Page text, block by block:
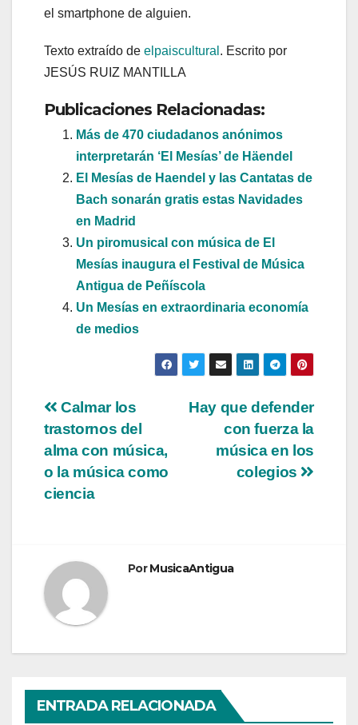
el smartphone de alguien.
Texto extraído de elpaiscultural . Escrito por
JESÚS RUIZ MANTILLA
Publicaciones Relacionadas:
Más de 470 ciudadanos anónimos
interpretarán ‘El Mesías’ de Häendel
El Mesías de Haendel y las Cantatas de
Bach sonarán gratis estas Navidades
en Madrid
Un piromusical con música de El
Mesías inaugura el Festival de Música
Antigua de Peñíscola
Un Mesías en extraordinaria economía
de medios
Navegación
de
entradas
Hay que defender
con fuerza la
música en los
colegios
Calmar los
trastornos del
alma con música,
o la música como
ciencia
PorMusicaAntigua
ENTRADA RELACIONADA